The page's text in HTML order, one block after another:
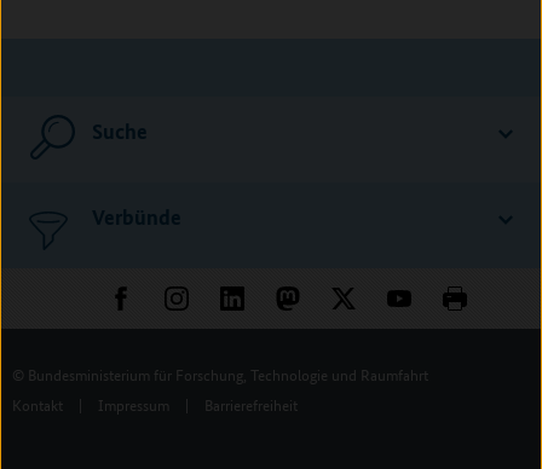
Suche
Verbünde
© Bundesministerium für Forschung, Technologie und Raumfahrt
Kontakt
| Impressum | Barrierefreiheit